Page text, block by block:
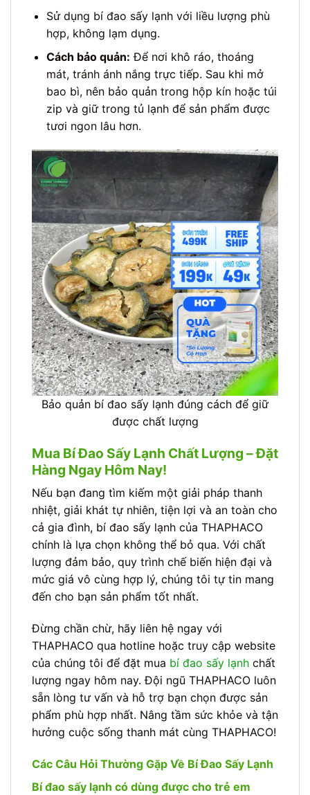
Sử dụng bí đao sấy lạnh với liều lượng phù
hợp, không lạm dụng.
Cách bảo quản: Để nơi khô ráo, thoáng
mát, tránh ánh nắng trực tiếp. Sau khi mở
bao bì, nên bảo quản trong hộp kín hoặc túi
zip và giữ trong tủ lạnh để sản phẩm được
tươi ngon lâu hơn.
Bảo quản bí đao sấy lạnh đúng cách để giữ
được chất lượng
Mua Bí Đao Sấy Lạnh Chất Lượng – Đặt
Hàng Ngay Hôm Nay!
Nếu bạn đang tìm kiếm một giải pháp thanh
nhiệt, giải khát tự nhiên, tiện lợi và an toàn cho
cả gia đình, bí đao sấy lạnh của THAPHACO
chính là lựa chọn không thể bỏ qua. Với chất
lượng đảm bảo, quy trình chế biến hiện đại và
mức giá vô cùng hợp lý, chúng tôi tự tin mang
đến cho bạn sản phẩm tốt nhất.
Đừng chần chừ, hãy liên hệ ngay với
THAPHACO qua hotline hoặc truy cập website
của chúng tôi để đặt mua bí đao sấy lạnh chất
lượng ngay hôm nay. Đội ngũ THAPHACO luôn
sẵn lòng tư vấn và hỗ trợ bạn chọn được sản
phẩm phù hợp nhất. Nâng tầm sức khỏe và tận
hưởng cuộc sống thanh mát cùng THAPHACO!
Các Câu Hỏi Thường Gặp Về Bí Đao Sấy Lạnh
Bí đao sấy lạnh có dùng được cho trẻ em